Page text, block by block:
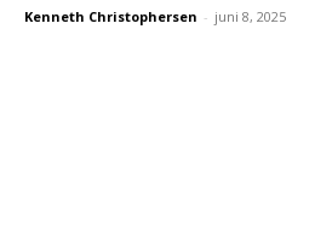
Kenneth Christophersen - juni 8, 2025